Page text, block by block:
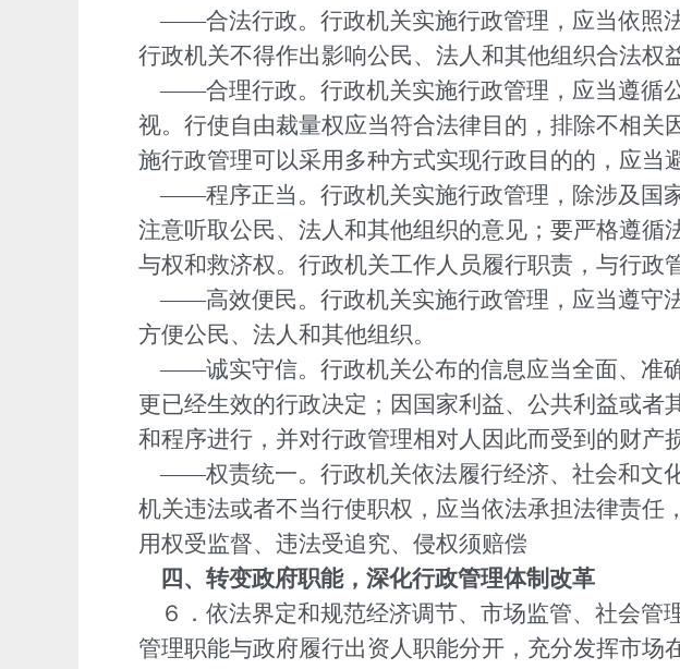
——合法行政。行政机关实施行政管理，应当依照
行政机关不得作出影响公民、法人和其他组织合法权
——合理行政。行政机关实施行政管理，应当遵循
视。行使自由裁量权应当符合法律目的，排除不相
施行政管理可以采用多种方式实现行政目的的，应当
——程序正当。行政机关实施行政管理，除涉及国
注意听取公民、法人和其他组织的意见；要严格遵
与权和救济权。行政机关工作人员履行职责，与行政
——高效便民。行政机关实施行政管理，应当遵守
方便公民、法人和其他组织。
——诚实守信。行政机关公布的信息应当全面、准
更已经生效的行政决定；因国家利益、公共利益或
和程序进行，并对行政管理相对人因此而受到的财产
——权责统一。行政机关依法履行经济、社会和文
机关违法或者不当行使职权，应当依法承担法律责任
用权受监督、违法受追究、侵权须赔偿
四、转变政府职能，深化行政管理体制改革
６．依法界定和规范经济调节、市场监管、社会
管理职能与政府履行出资人职能分开，充分发挥市